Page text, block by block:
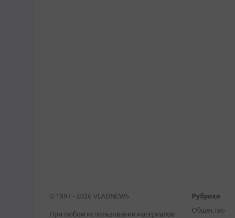
© 1997 - 2026 VLADNEWS
При любом использовании материалов
Рубрики
Общество